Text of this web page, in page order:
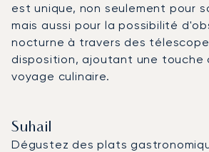
est unique, non seulement pour
mais aussi pour la possibilité
nocturne à travers des
disposition, ajoutant une touche
voyage culinaire.
Suhail
Dégustez des plats